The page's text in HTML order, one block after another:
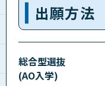
出願方法
総合型選抜
(AO入学)